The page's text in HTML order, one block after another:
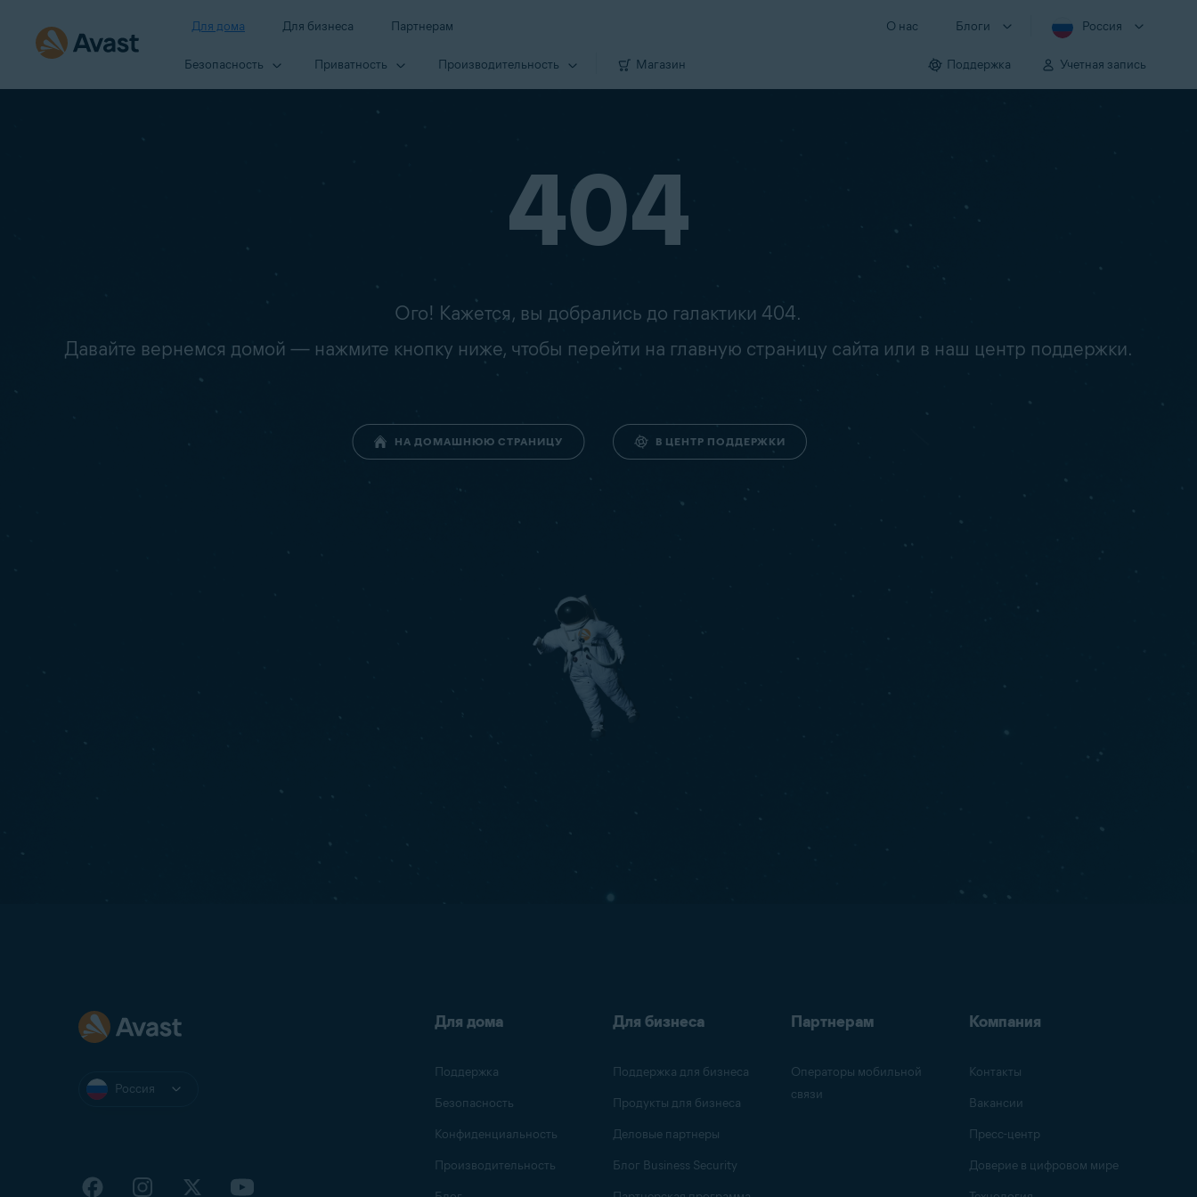
Для дома Для бизнеса Партнерам О нас Блоги Россия
Безопасность Приватность Производи­тельность Магазин Поддержка Учетная запись
404
Ого! Кажется, вы добрались до галактики 404.
Давайте вернемся домой — нажмите кнопку ниже, чтобы перейти на главную страницу сайта или в наш центр поддержки.
НА ДОМАШНЮЮ СТРАНИЦУ В ЦЕНТР ПОДДЕРЖКИ
Россия
Для дома
Поддержка
Безопасность
Конфиденциальность
Производительность
Для бизнеса
Поддержка для бизнеса
Продукты для бизнеса
Деловые партнеры
Блог Business Security
Партнерам
Операторы мобильной
связи
Компания
Контакты
Вакансии
Пресс-центр
Доверие в цифровом мире